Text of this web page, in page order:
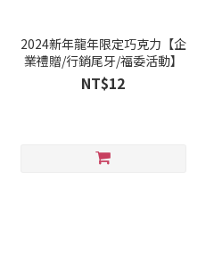
2024新年龍年限定巧克力【企
業禮贈/行銷尾牙/福委活動】
NT$12